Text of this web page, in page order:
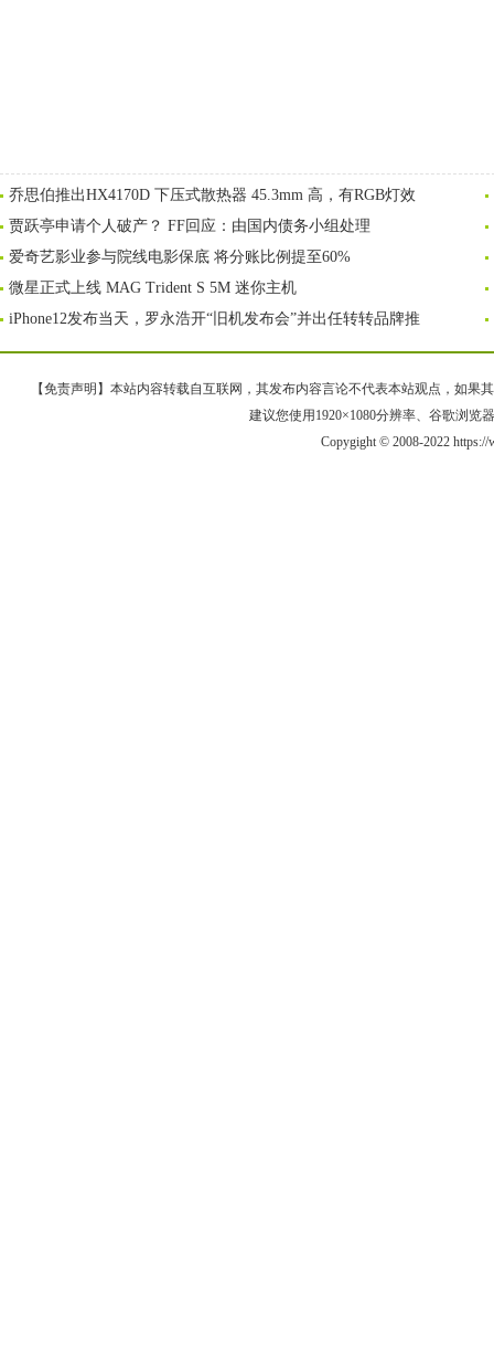
乔思伯推出HX4170D 下压式散热器 45.3mm 高，有RGB灯效
贾跃亭申请个人破产？ FF回应：由国内债务小组处理
爱奇艺影业参与院线电影保底 将分账比例提至60%
微星正式上线 MAG Trident S 5M 迷你主机
iPhone12发布当天，罗永浩开“旧机发布会”并出任转转品牌推
【免责声明】本站内容转载自互联网，其发布内容言论不代表本站观点，如果
建议您使用1920×1080分辨率、谷歌浏览
Copygight © 2008-2022